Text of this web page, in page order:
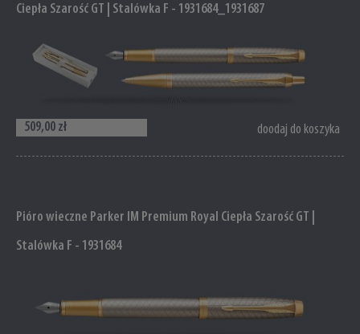
Ciepła Szarość GT | Stalówka F - 1931684_1931687
509,00 zł doodaj do koszyka
Pióro wieczne Parker IM Premium Royal Ciepła Szarość GT |
Stalówka F - 1931684